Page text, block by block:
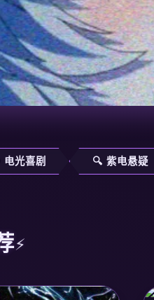
电光喜剧 🔍 紫电悬疑